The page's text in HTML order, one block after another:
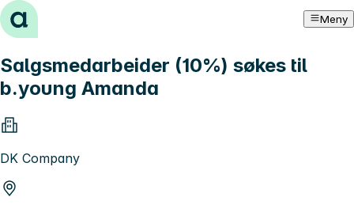
Hopp til innhold Meny
Salgsmedarbeider (10%) søkes til
b.young Amanda
DK Company